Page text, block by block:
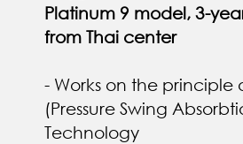
Platinum 9 model, 3-
from Thai center
- Works on the principle
(Pressure Swing
Technology